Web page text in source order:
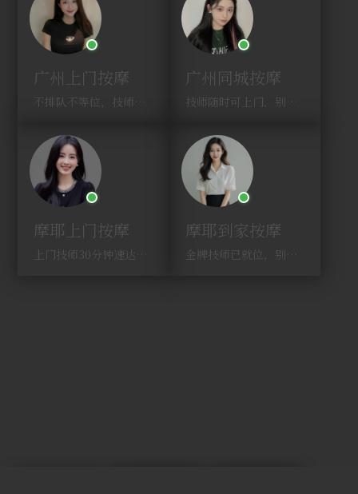
广州上门按摩
不排队不等位，技师直奔你家！
广州同城按摩
技师随时可上门，别啰嗦，赶紧约！
摩耶上门按摩
上门技师30分钟速达，别问，快约！
摩耶到家按摩
金牌技师已就位，别纠结，马上预约！